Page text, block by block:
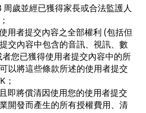
周歲並經已獲得家長或合法監護人
用者提交內容之全部權利 (包括但
交內容中包含的音訊、視訊、數
您已獲得使用者提交內容中的所
以將這些條款所述的使用者提交
；
即將償清因使用您的使用者提交
開發而產生的所有授權費用、清